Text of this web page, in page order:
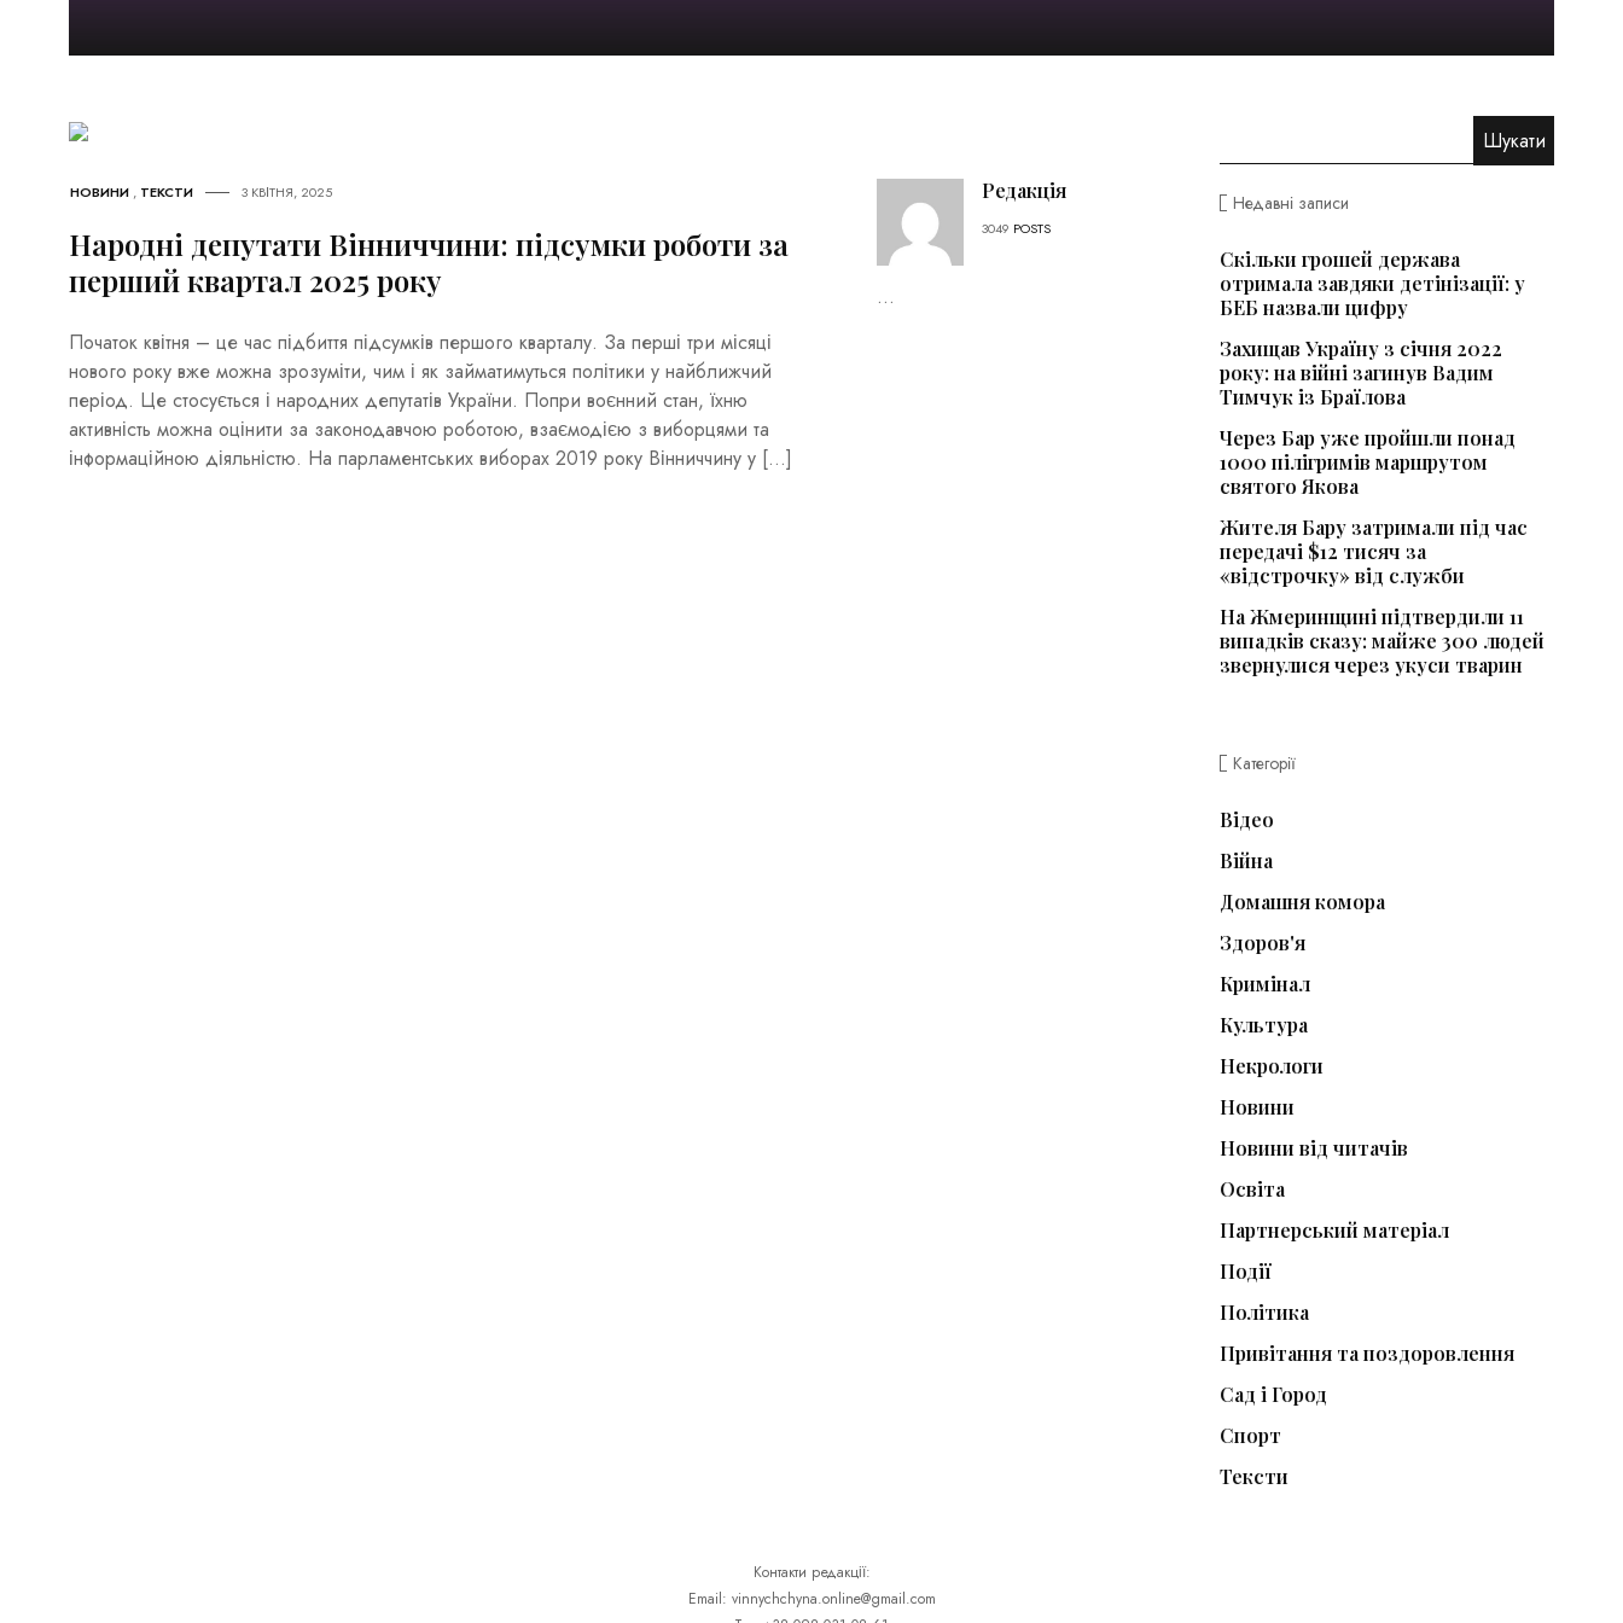
НОВИНИ , ТЕКСТИ 3 КВІТНЯ, 2025
Народні депутати Вінниччини: підсумки роботи за
перший квартал 2025 року
Початок квітня – це час підбиття підсумків першого кварталу. За перші три місяці
нового року вже можна зрозуміти, чим і як займатимуться політики у найближчий
період. Це стосується і народних депутатів України. Попри воєнний стан, їхню
активність можна оцінити за законодавчою роботою, взаємодією з виборцями та
інформаційною діяльністю. На парламентських виборах 2019 року Вінниччину у […]
Редакція
3049 POSTS
...
Недавні записи
Скільки грошей держава
отримала завдяки детінізації: у
БЕБ назвали цифру
Захищав Україну з січня 2022
року: на війні загинув Вадим
Тимчук із Браїлова
Через Бар уже пройшли понад
1000 пілігримів маршрутом
святого Якова
Жителя Бару затримали під час
передачі $12 тисяч за
«відстрочку» від служби
На Жмеринщині підтвердили 11
випадків сказу: майже 300 людей
звернулися через укуси тварин
Категорії
Відео
Війна
Домашня комора
Здоров'я
Кримінал
Культура
Некрологи
Новини
Новини від читачів
Освіта
Партнерський матеріал
Події
Політика
Привітання та поздоровлення
Сад і Город
Спорт
Тексти
Контакти редакції:
Email: vinnychchyna.online@gmail.com